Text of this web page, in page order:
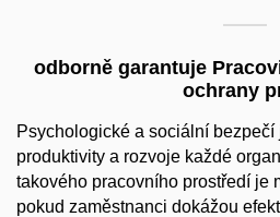
odborně garantuje
ochrany
Psychologické a sociální
produktivity a rozvoje každé
takového pracovního prostředí je
pokud zaměstnanci dokážou